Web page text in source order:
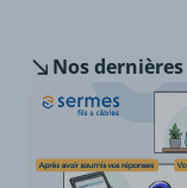
Nos dernières